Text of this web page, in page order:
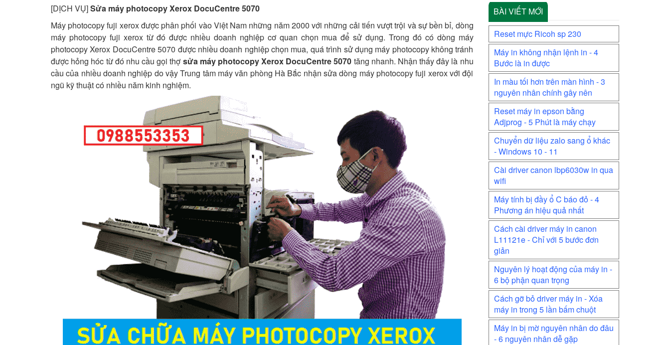
[DỊCH VỤ]Sửa máy photocopy Xerox DocuCentre 5070
Máy photocopy fuji xerox được phân phối vào Việt Nam những năm 2000 với những cải tiến vượt trội và sự bền bỉ, dòng
máy photocopy fuji xerox từ đó được nhiều doanh nghiệp cơ quan chọn mua để sử dụng. Trong đó có dòng máy
photocopy Xerox DocuCentre 5070 được nhiều doanh nghiệp chọn mua, quá trình sử dụng máy photocopy không tránh
được hỏng hóc từ đó nhu cầu gọi thợ sửa máy photocopy Xerox DocuCentre 5070 tăng nhanh. Nhận thấy đây là nhu
cầu của nhiều doanh nghiệp do vậy Trung tâm máy văn phòng Hà Bắc nhận sửa dòng máy photocopy fuji xerox với đội
ngũ kỹ thuật có nhiều năm kinh nghiệm.
BÀI VIẾT MỚI
Reset mực Ricoh sp 230
Máy in không nhận lệnh in - 4
Bước là in được
In màu tối hơn trên màn hình - 3
nguyên nhân chính gây nên
Reset máy in epson bằng
Adjprog - 5 Phút là máy chạy
Chuyển dữ liệu zalo sang ổ khác
- Windows 10 - 11
Cài driver canon lbp6030w in qua
wifi
Máy tính bị đầy ổ C báo đỏ - 4
Phương án hiệu quả nhất
Cách cài driver máy in canon
L11121e - Chỉ với 5 bước đơn
giản
Nguyên lý hoạt động của máy in -
6 bộ phận quan trọng
Cách gỡ bỏ driver máy in - Xóa
máy in trong 5 lần bấm chuột
Máy in bị mờ nguyên nhân do đâu
- 6 nguyên nhân dễ gặp